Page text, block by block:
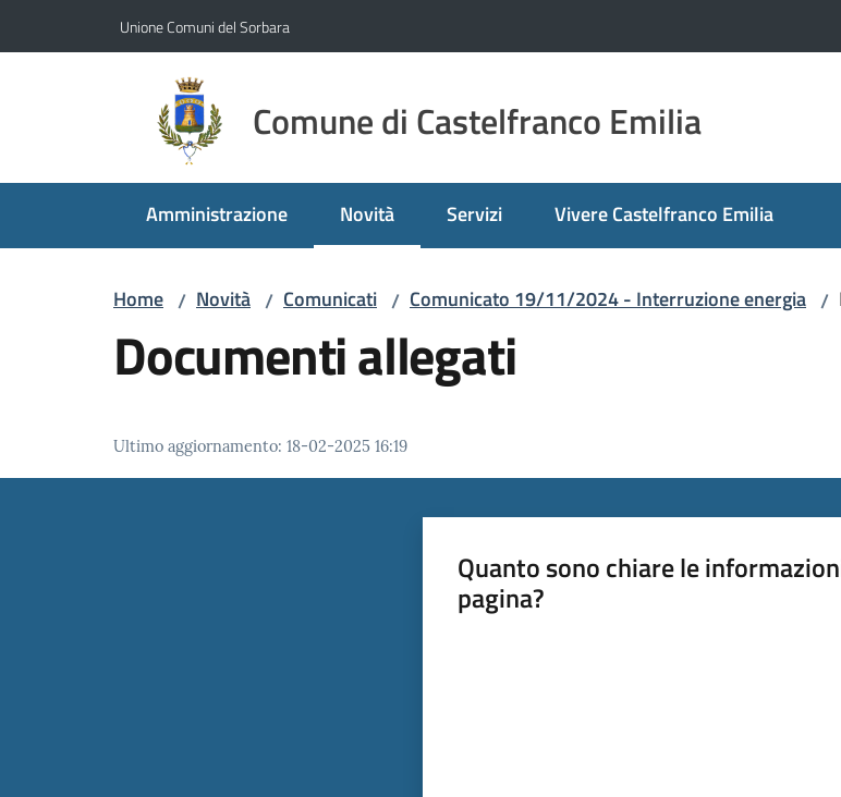
Unione Comuni del Sorbara
Comune di Castelfranco Emilia
Amministrazione Novità
Menu selezionato
Servizi Vivere Castelfranco Emilia
Home / Novità / Comunicati / Comunicato 19/11/2024 - Interruzione energia /
Documenti allegati
Ultimo aggiornamento: 18-02-2025 16:19
Quanto sono chiare le
pagina?